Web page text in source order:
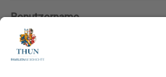
Benutzername